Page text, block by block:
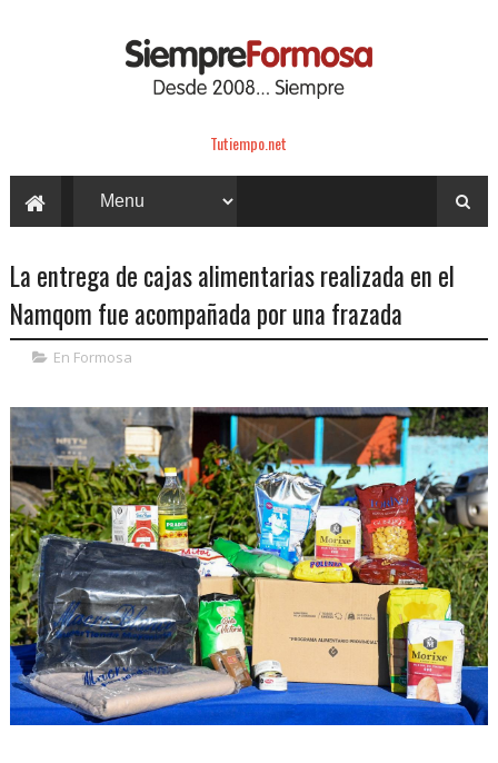
Tutiempo.net
La entrega de cajas alimentarias realizada en el
Namqom fue acompañada por una frazada
En Formosa